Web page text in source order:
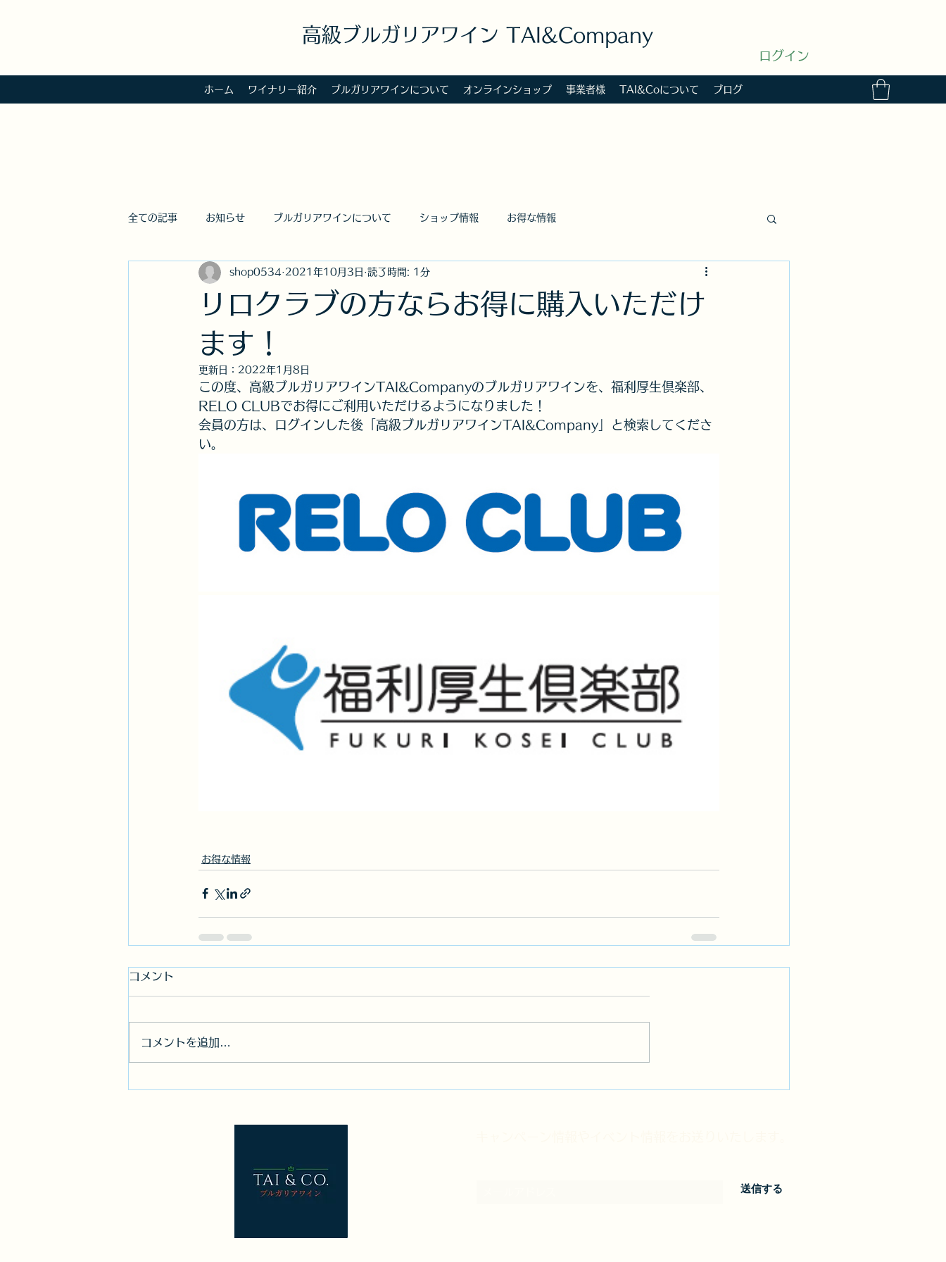
高級ブルガリアワイン TAI&Company
ホーム ワイナリー紹介 ブルガリアワインについて オンラインショップ 事業者様 TAI&Coについて ブログ
ログイン
全ての記事 お知らせ ブルガリアワインについて ショップ情報 お得な情報
リロクラブの方ならお得に購入いただけ
ます！
shop0534 2021年10月3日 読了時間: 1分
更新日： 2022年1月8日
この度、高級ブルガリアワインTAI&Companyのブルガリアワインを、福利厚生倶楽部、
RELO CLUBでお得にご利用いただけるようになりました！
会員の方は、ログインした後「高級ブルガリアワインTAI&Company」と検索してくださ
い。
お得な情報
コメント
コメントを追加…
送信する